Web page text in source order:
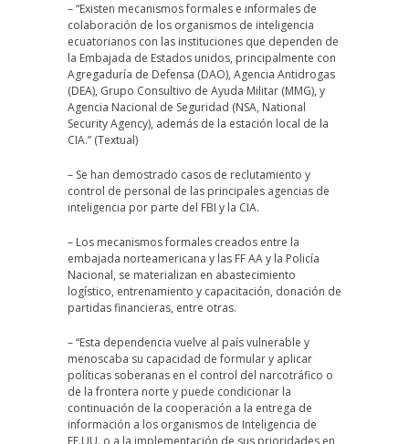
– “Existen mecanismos formales e informales de
colaboración de los organismos de inteligencia
ecuatorianos con las instituciones que dependen de
la Embajada de Estados unidos, principalmente con
Agregaduría de Defensa (DAO), Agencia Antidrogas
(DEA), Grupo Consultivo de Ayuda Militar (MMG), y
Agencia Nacional de Seguridad (NSA, National
Security Agency), además de la estación local de la
CIA.” (Textual)
– Se han demostrado casos de reclutamiento y
control de personal de las principales agencias de
inteligencia por parte del FBI y la CIA.
– Los mecanismos formales creados entre la
embajada norteamericana y las FF AA y la Policía
Nacional, se materializan en abastecimiento
logístico, entrenamiento y capacitación, donación de
partidas financieras, entre otras.
– “Esta dependencia vuelve al país vulnerable y
menoscaba su capacidad de formular y aplicar
políticas soberanas en el control del narcotráfico o
de la frontera norte y puede condicionar la
continuación de la cooperación a la entrega de
información a los organismos de Inteligencia de
EE.UU. o a la implementación de sus prioridades en